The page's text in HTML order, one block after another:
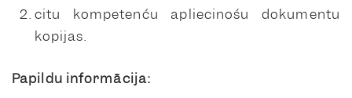
citu kompetenču apliecinošu dokumentu
kopijas.
Papildu informācija: